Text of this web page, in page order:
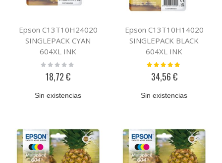
Epson C13T10H24020
SINGLEPACK CYAN
604XL INK
Rating:
18,72 €
Sin existencias
Epson C13T10H14020
SINGLEPACK BLACK
604XL INK
Valoración:
34,56 €
Sin existencias